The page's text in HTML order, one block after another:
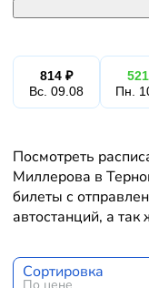
814 ₽
Вс. 09.08
Пн.
Посмотреть
Миллерова в
билеты с
автостанций, а
Сортировка